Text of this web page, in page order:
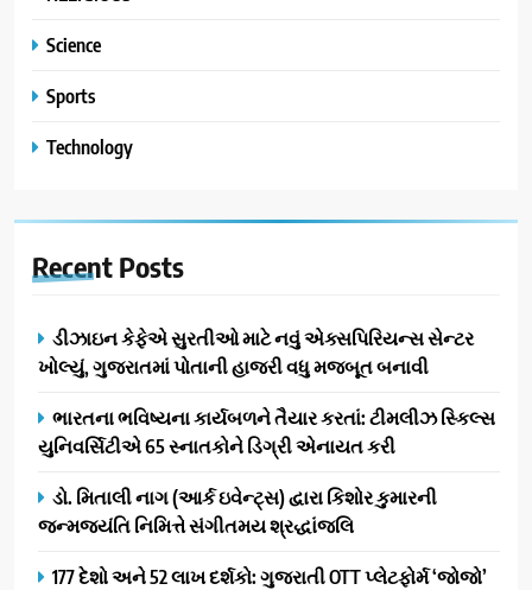
Science
Sports
Technology
Recent Posts
ડીઝાઇન કેફેએ સુરતીઓ માટે નવું એક્સપિરિયન્સ સેન્ટર
ખોલ્યું, ગુજરાતમાં પોતાની હાજરી વધુ મજબૂત બનાવી
ભારતના ભવિષ્યના કાર્યબળને તૈયાર કરતાં: ટીમલીઝ સ્કિલ્સ
યુનિવર્સિટીએ 65 સ્નાતકોને ડિગ્રી એનાયત કરી
ડો. મિતાલી નાગ (આર્ક ઇવેન્ટ્સ) દ્વારા કિશોર કુમારની
જન્મજયંતિ નિમિત્તે સંગીતમય શ્રદ્ધાંજલિ
177 દેશો અને 52 લાખ દર્શકો: ગુજરાતી OTT પ્લેટફોર્મ ‘જોજો’